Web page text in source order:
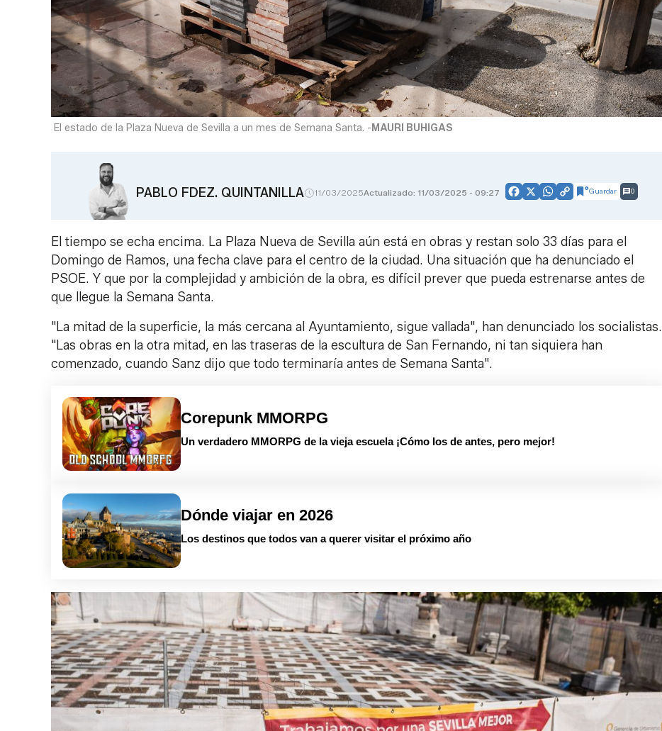
El estado de la Plaza Nueva de Sevilla a un mes de Semana Santa. - MAURI BUHIGAS
PABLO FDEZ. QUINTANILLA 11/03/2025Actualizado: 11/03/2025 - 09:27 Facebook
X WhatsApp
CopyGuardar 0
El tiempo se echa encima. La Plaza Nueva de Sevilla aún está en obras y restan solo 33 días para el
Domingo de Ramos, una fecha clave para el centro de la ciudad. Una situación que ha denunciado el
PSOE. Y que por la complejidad y ambición de la obra, es difícil prever que pueda estrenarse antes de
que llegue la Semana Santa.
"La mitad de la superficie, la más cercana al Ayuntamiento, sigue vallada", han denunciado los socialistas.
"Las obras en la otra mitad, en las traseras de la escultura de San Fernando, ni tan siquiera han
comenzado, cuando Sanz dijo que todo terminaría antes de Semana Santa".
Corepunk MMORPG
Un verdadero MMORPG de la vieja escuela ¡Cómo los de antes, pero mejor!
Dónde viajar en 2026
Los destinos que todos van a querer visitar el próximo año